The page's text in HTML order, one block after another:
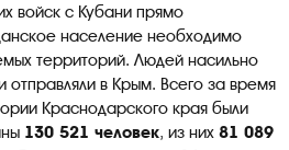
войск с Кубани прямо
население необходимо
территорий. Людей насильно
отправляли в Крым. Всего за время
Краснодарского края были
130 521 человек, из них 81 089